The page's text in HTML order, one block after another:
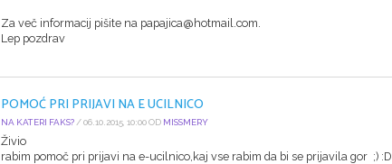
Za več informacij pišite na papajica@hotmail.com.
Lep pozdrav
POMOĆ PRI PRIJAVI NA E UCILNICO
NA KATERI FAKS? / 06.10.2015, 10:00 OD MISSMERY
Živio
rabim pomoč pri prijavi na e-ucilnico,kaj vse rabim da bi se prijavila gor ;) :D